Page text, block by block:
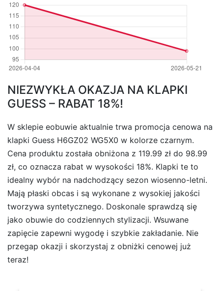
NIEZWYKŁA OKAZJA NA KLAPKI
GUESS – RABAT 18%!
W sklepie eobuwie aktualnie trwa promocja cenowa na
klapki Guess H6GZ02 WG5X0 w kolorze czarnym.
Cena produktu została obniżona z 119.99 zł do 98.99
zł, co oznacza rabat w wysokości 18%. Klapki te to
idealny wybór na nadchodzący sezon wiosenno-letni.
Mają płaski obcas i są wykonane z wysokiej jakości
tworzywa syntetycznego. Doskonale sprawdzą się
jako obuwie do codziennych stylizacji. Wsuwane
zapięcie zapewni wygodę i szybkie zakładanie. Nie
przegap okazji i skorzystaj z obniżki cenowej już
teraz!